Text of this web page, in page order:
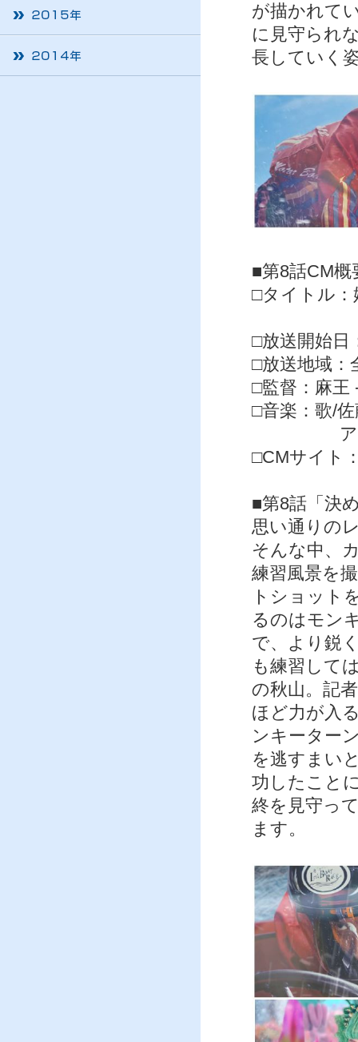
が描かれて
に見守られ
長していく
■第8話CM概
□タイトル：
□放送開始日
□放送地域：
□監督：麻王
□音楽：歌/
アレンジ
□CMサイト
■第8話「決
思い通りの
そんな中、
練習風景を
トショット
るのはモン
で、より鋭
も練習して
の秋山。記
ほど力が入
ンキーター
を逃すまい
功したこと
終を見守っ
ます。